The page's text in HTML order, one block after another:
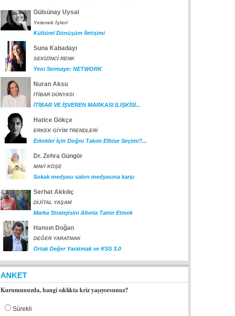
Gülsünay Uysal
Yetenek İşleri
Kültürel Dönüşüm İletişimi
Suna Kabadayı
SEKİZİNCİ RENK
Yeni Sermaye: NETWORK
Nuran Aksu
İTİBAR DÜNYASI
İTİBAR VE İŞVEREN MARKASI İLİŞKİSİ...
Hatice Gökçe
ERKEK GİYİM TRENDLERİ
Erkekler İçin Doğru Takım Elbise Seçimi?...
Dr. Zehra Güngör
MAVİ KÖŞE
Sokak medyası salon medyasına karşı
Serhat Akkılıç
DİJİTAL YAŞAM
Marka Stratejisini Altınla Tamir Etmek
Hansın Doğan
DEĞER YARATMAK
Ortak Değer Yaratmak ve KSS 3.0
ANKET
Kurumunuzda, hangi sıklıkta kriz yaşıyorsunuz?
Sürekli